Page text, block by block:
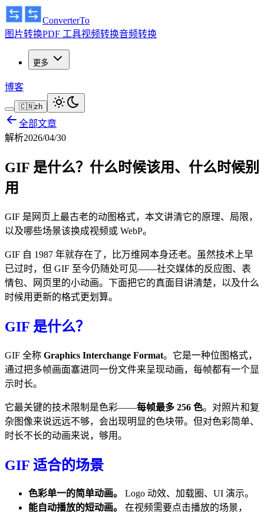
ConverterTo
图片转换PDF 工具视频转换音频转换
更多
博客
🇨🇳zh
全部文章
解析2026/04/30
GIF 是什么？什么时候该用、什么时候别
用
GIF 是网页上最古老的动图格式，本文讲清它的原理、局限，
以及哪些场景该换成视频或 WebP。
GIF 自 1987 年就存在了，比万维网本身还老。虽然技术上早
已过时，但 GIF 至今仍随处可见——社交媒体的反应图、表
情包、网页里的小动画。下面把它的真面目讲清楚，以及什么
时候用更新的格式更划算。
GIF 是什么？
GIF 全称 Graphics Interchange Format。它是一种位图格式，
通过把多帧画面塞进同一份文件来呈现动画，每帧都有一个显
示时长。
它最关键的技术限制是色彩——每帧最多 256 色。对照片和复
杂图像来说远远不够，会出现明显的色块带。但对色彩简单、
时长不长的动画来说，够用。
GIF 适合的场景
色彩单一的简单动画。
Logo 动效、加载圈、UI 演示。
能自动播放的短动画。
在视频需要点击播放的场景，